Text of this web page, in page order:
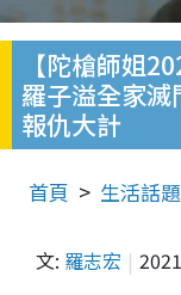
【陀槍師姐
羅子溢全家
報仇大計
首頁 生活話題
文: 羅志宏